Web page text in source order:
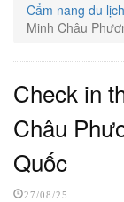
Cẩm nang du lịch
Minh Châu
Check in
Châu
Quốc
27/08/25